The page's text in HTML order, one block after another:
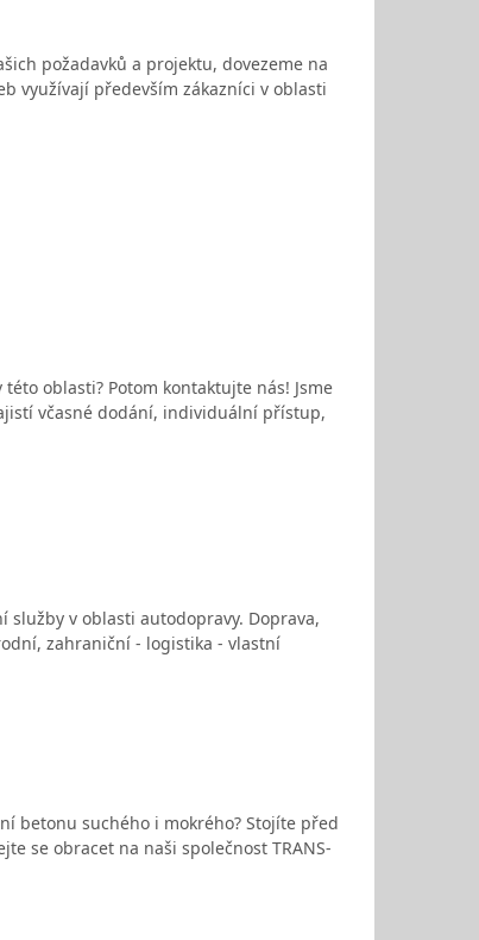
požadavků a projektu, dovezeme na
využívají především zákazníci v oblasti
oblasti? Potom kontaktujte nás! Jsme
včasné dodání, individuální přístup,
služby v oblasti autodopravy. Doprava,
zahraniční - logistika - vlastní
betonu suchého i mokrého? Stojíte před
se obracet na naši společnost TRANS-